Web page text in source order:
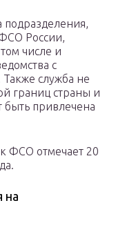
подразделения,
России,
числе и
с
Также служба не
границ страны и
быть привлечена
ФСО отмечает 20
на